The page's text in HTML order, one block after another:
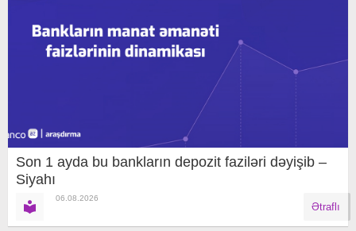
Son 1 ayda bu bankların depozit faziləri dəyişib –
Siyahı
06.08.2026
Ətraflı